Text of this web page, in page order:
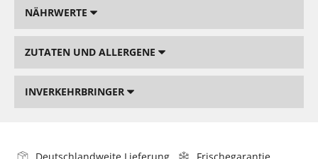
NÄHRWERTE
ZUTATEN UND ALLERGENE
INVERKEHRBRINGER